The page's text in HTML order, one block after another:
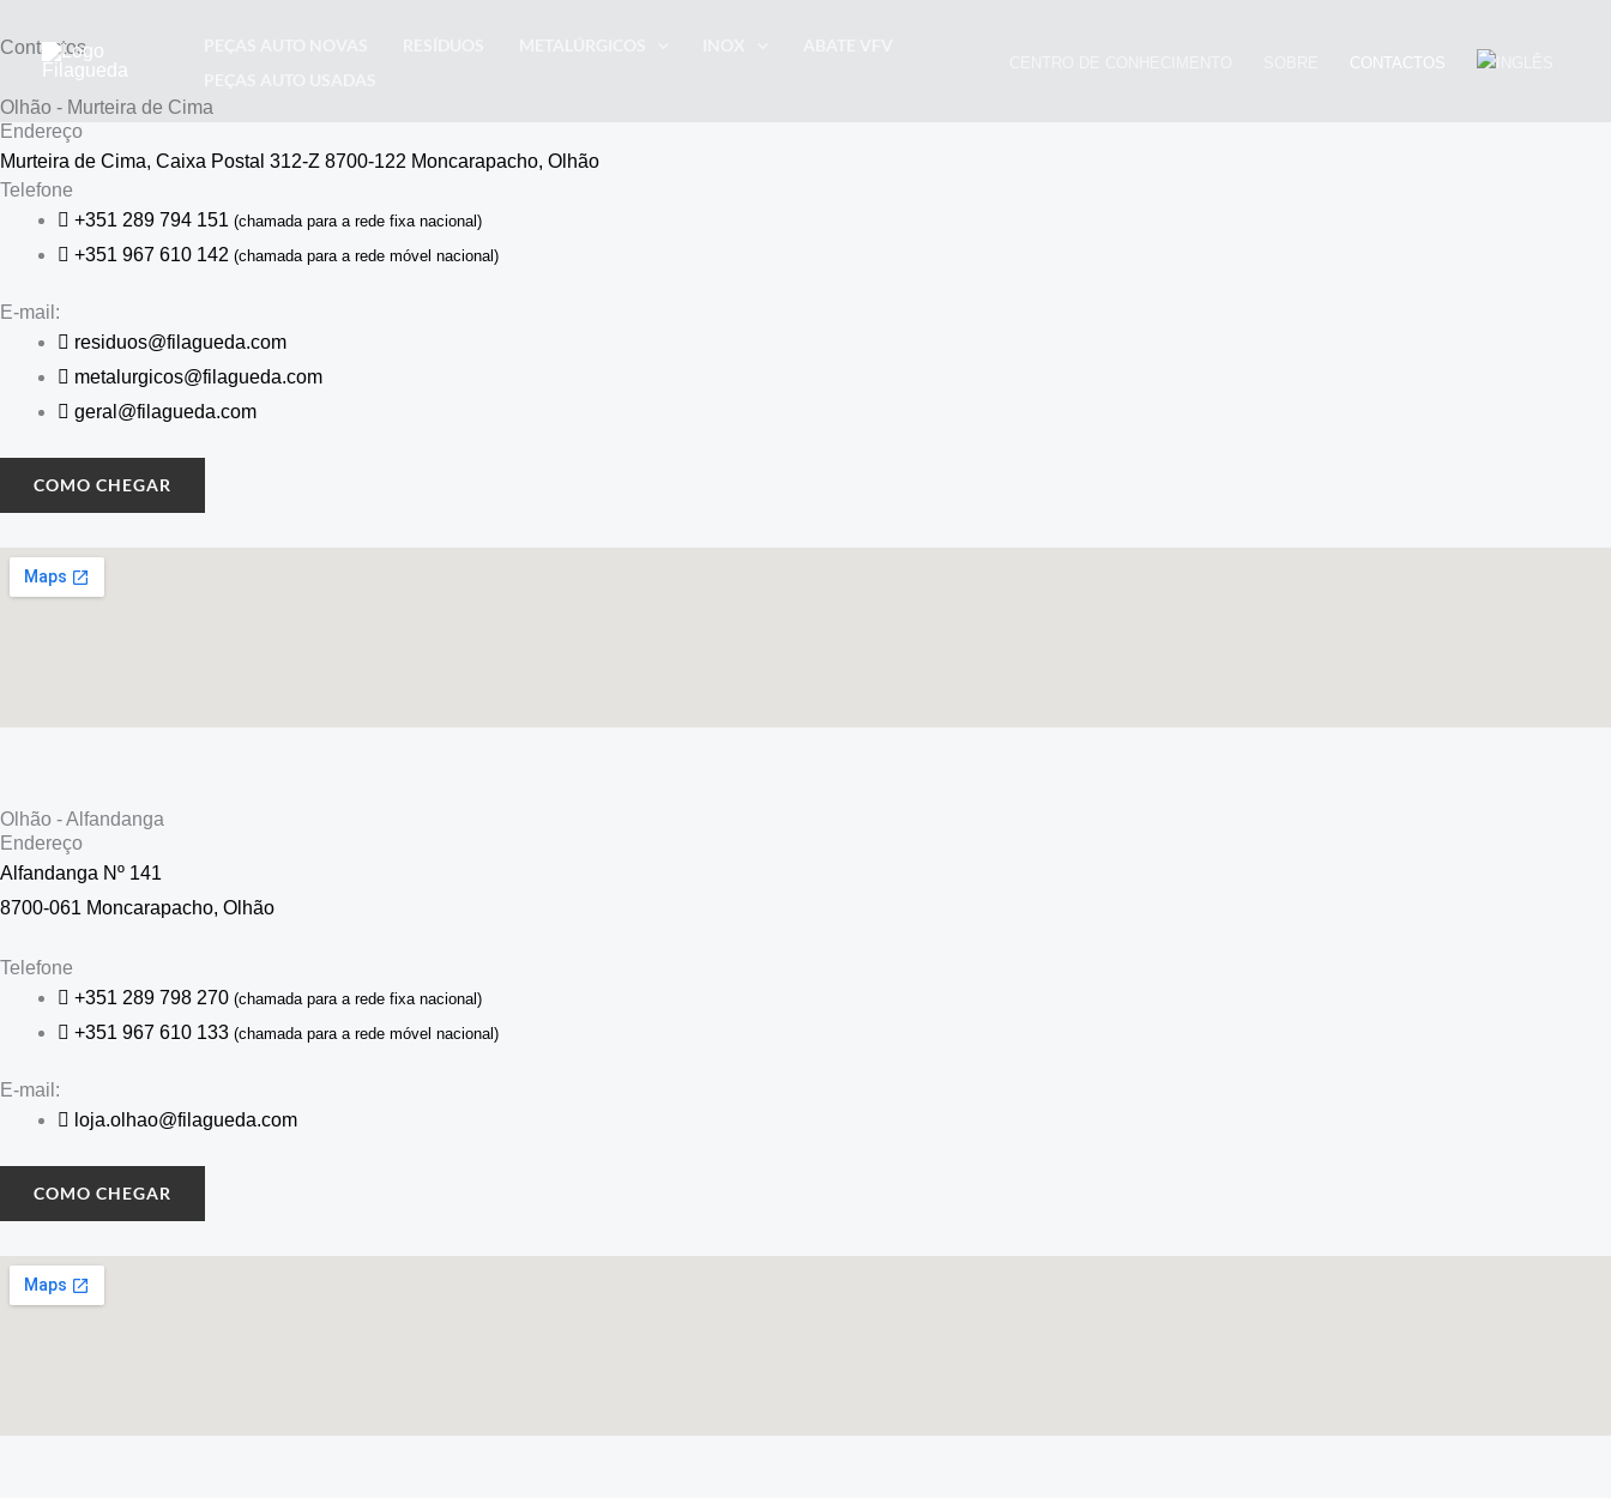
to
CONTACTOS
Contactos
Olhão - Murteira de Cima
Endereço
Murteira de Cima, Caixa Postal 312-Z 8700-122 Moncarapacho, Olhão
Telefone
+351 289 794 151 (chamada para a rede fixa nacional)
+351 967 610 142 (chamada para a rede móvel nacional)
E-mail:
residuos@filagueda.com
metalurgicos@filagueda.com
geral@filagueda.com
COMO CHEGAR
Olhão - Alfandanga
Endereço
Alfandanga Nº 141
8700-061 Moncarapacho, Olhão
Telefone
+351 289 798 270 (chamada para a rede fixa nacional)
+351 967 610 133 (chamada para a rede móvel nacional)
E-mail:
loja.olhao@filagueda.com
COMO CHEGAR